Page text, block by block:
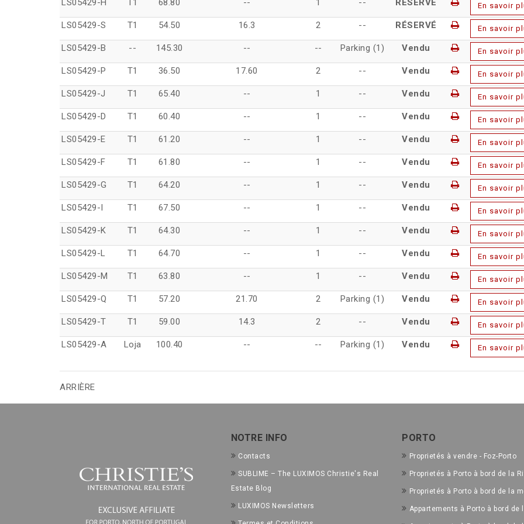
LS05429-H T1 68.80 -- 1 -- RÉSERVÉ En savoir
LS05429-S T1 54.50 16.3 2 -- RÉSERVÉ En savoir
LS05429-B -- 145.30 -- -- Parking (1) Vendu En savoir
LS05429-P T1 36.50 17.60 2 -- Vendu En savoir
LS05429-J T1 65.40 -- 1 -- Vendu En savoir
LS05429-D T1 60.40 -- 1 -- Vendu En savoir
LS05429-E T1 61.20 -- 1 -- Vendu En savoir
LS05429-F T1 61.80 -- 1 -- Vendu En savoir
LS05429-G T1 64.20 -- 1 -- Vendu En savoir
LS05429-I T1 67.50 -- 1 -- Vendu En savoir
LS05429-K T1 64.30 -- 1 -- Vendu En savoir
LS05429-L T1 64.70 -- 1 -- Vendu En savoir
LS05429-M T1 63.80 -- 1 -- Vendu En savoir
LS05429-Q T1 57.20 21.70 2 Parking (1) Vendu En savoir
LS05429-T T1 59.00 14.3 2 -- Vendu En savoir
LS05429-A Loja 100.40 -- -- Parking (1) Vendu En savoir
ARRIÈRE
NOTRE INFO
Contacts
SUBLIME – The LUXIMOS Christie's Real
Estate Blog
LUXIMOS Newsletters
PORTO
Proprietés à vendre - Foz-Porto
Proprietés à Porto à bord de la
Proprietés à Porto à bord de la
Appartements à Porto à bord de